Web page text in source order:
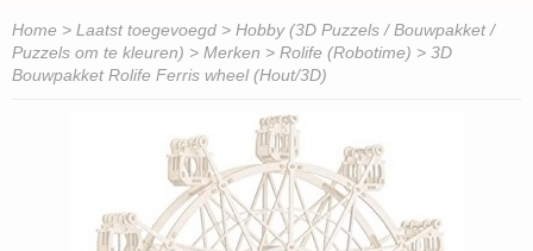
Home > Laatst toegevoegd > Hobby (3D Puzzels / Bouwpakket /
Puzzels om te kleuren) > Merken > Rolife (Robotime) > 3D
Bouwpakket Rolife Ferris wheel (Hout/3D)